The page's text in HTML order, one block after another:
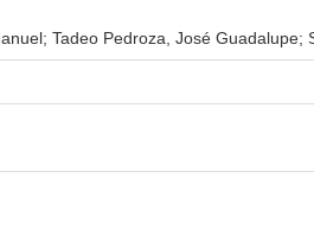
Tadeo Pedroza, José Guadalupe;